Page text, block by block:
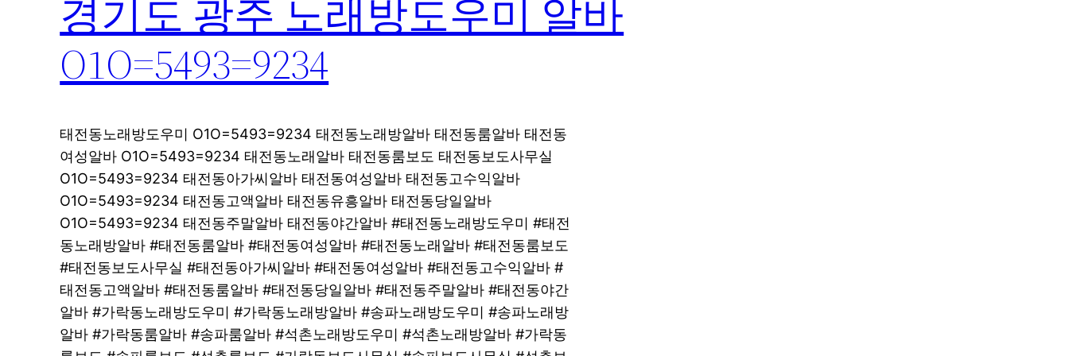
경기도 광주 노래방도우미 알바
O1O=5493=9234
태전동노래방도우미 O1O=5493=9234 태전동노래방알바 태전동룸알바 태전동
여성알바 O1O=5493=9234 태전동노래알바 태전동룸보도 태전동보도사무실
O1O=5493=9234 태전동아가씨알바 태전동여성알바 태전동고수익알바
O1O=5493=9234 태전동고액알바 태전동유흥알바 태전동당일알바
O1O=5493=9234 태전동주말알바 태전동야간알바 #태전동노래방도우미 #태전
동노래방알바 #태전동룸알바 #태전동여성알바 #태전동노래알바 #태전동룸보도
#태전동보도사무실 #태전동아가씨알바 #태전동여성알바 #태전동고수익알바 #
태전동고액알바 #태전동룸알바 #태전동당일알바 #태전동주말알바 #태전동야간
알바 #가락동노래방도우미 #가락동노래방알바 #송파노래방도우미 #송파노래방
알바 #가락동룸알바 #송파룸알바 #석촌노래방도우미 #석촌노래방알바 #가락동